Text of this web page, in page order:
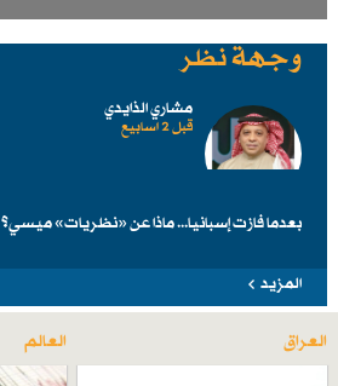
وجهة نظر
مشاري الذايدي
قبل 2 اسابیع
بعدما فازت إسبانيا... ماذا عن «نظريات» ميسي؟
المزيد
العراق العالم